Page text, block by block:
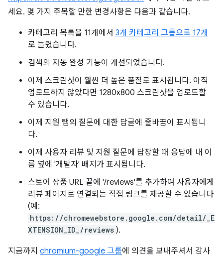
세요. 몇 가지 주목할 만한 변경사항은 다음과 같습니다.
카테고리 목록을 11개에서 3개 카테고리 그룹으로 17개
로 늘렸습니다.
검색의 자동 완성 기능이 개선되었습니다.
이제 스크린샷이 훨씬 더 높은 품질로 표시됩니다. 아직
업로드하지 않았다면 1280x800 스크린샷을 업로드할
수 있습니다.
이제 지원 탭의 질문에 대한 답글에 줄바꿈이 표시됩니
다.
이제 사용자 리뷰 및 지원 질문에 답장할 때 응답에 내 이
름 옆에 '개발자' 배지가 표시됩니다.
스토어 상품 URL 끝에 '/reviews'를 추가하여 사용자에게
리뷰 페이지로 연결되는 직접 링크를 제공할 수 있습니다
(예:
https://chromewebstore.google.com/detail/_E
XTENSION_ID_/reviews ).
지금까지 chromium-google 그룹에 의견을 보내주셔서 감사